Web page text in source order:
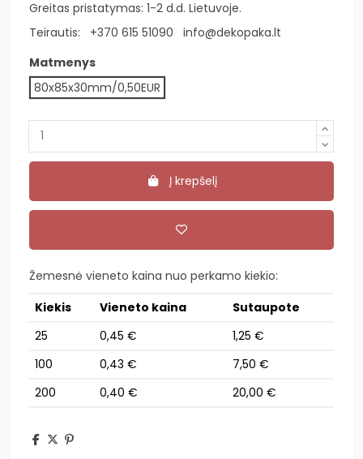
Greitas pristatymas: 1-2 d.d. Lietuvoje.
Teirautis:
+370 615 51090
info@dekopaka.lt
Matmenys
80x85x30mm/0,50EUR
Į krepšelį
Žemesnė vieneto kaina nuo perkamo kiekio:
Kiekis
Vieneto kaina
Sutaupote
25
0,45 €
1,25 €
100
0,43 €
7,50 €
200
0,40 € 20,00 €